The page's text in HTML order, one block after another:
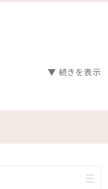
5：00～22：00（最終受
により営業時間が変更
SPA」 ⇒ 10：00～21：
休
▼ 続きを表示